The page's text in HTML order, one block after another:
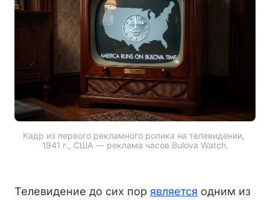
Кадр из первого рекламного ролика на телевидении,
1941 г., США — реклама часов Bulova Watch.
Телевидение до сих пор является одним из